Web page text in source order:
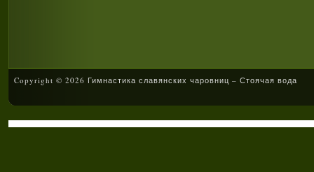
Copyright © 2026 Гимнастика славянских чаровниц – Стоячая вода